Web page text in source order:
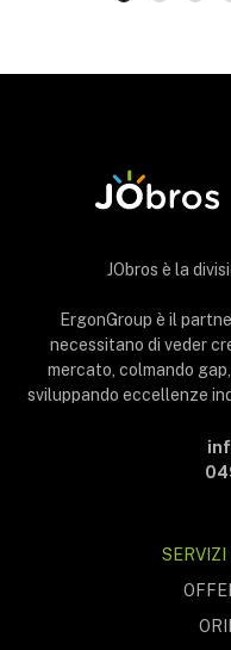
JObros è la
ErgonGroup è il
necessitano di veder
mercato, colmando
sviluppando eccellenze
SERVIZI